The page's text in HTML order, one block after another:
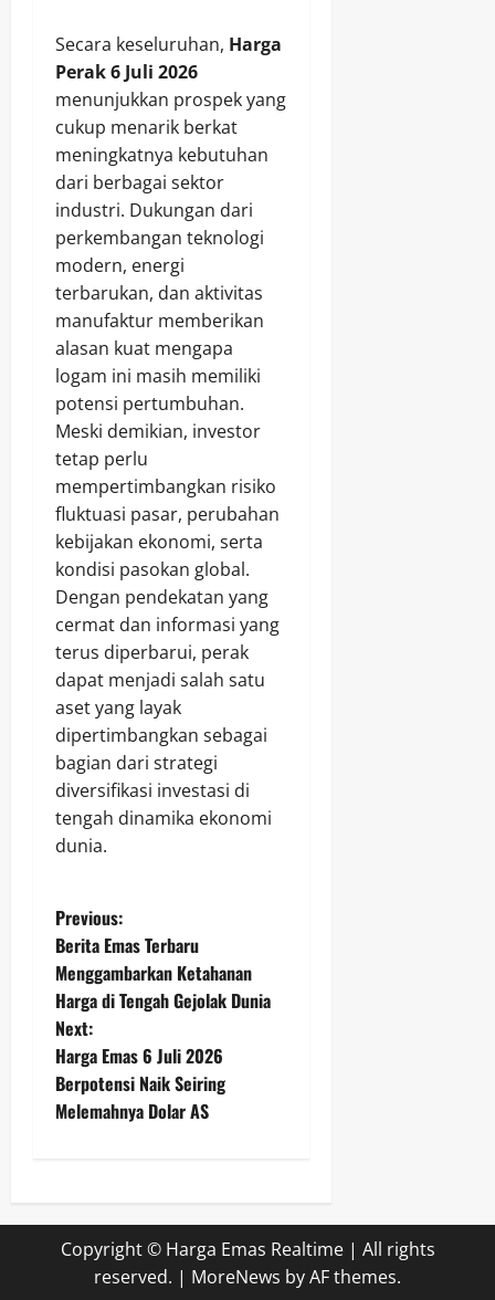
Secara keseluruhan, Harga
Perak 6 Juli 2026
menunjukkan prospek yang
cukup menarik berkat
meningkatnya kebutuhan
dari berbagai sektor
industri. Dukungan dari
perkembangan teknologi
modern, energi
terbarukan, dan aktivitas
manufaktur memberikan
alasan kuat mengapa
logam ini masih memiliki
potensi pertumbuhan.
Meski demikian, investor
tetap perlu
mempertimbangkan risiko
fluktuasi pasar, perubahan
kebijakan ekonomi, serta
kondisi pasokan global.
Dengan pendekatan yang
cermat dan informasi yang
terus diperbarui, perak
dapat menjadi salah satu
aset yang layak
dipertimbangkan sebagai
bagian dari strategi
diversifikasi investasi di
tengah dinamika ekonomi
dunia.
P
o
s
t
n
v
i
Previous:
Berita Emas Terbaru
Menggambarkan Ketahanan
Harga di Tengah Gejolak Dunia
Next:
Harga Emas 6 Juli 2026
Berpotensi Naik Seiring
Melemahnya Dolar AS
Copyright © Harga Emas Realtime | All rights
reserved. | MoreNews by AF themes.